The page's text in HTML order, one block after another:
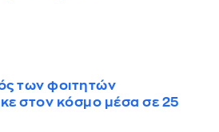
των φοιτητών
στον κόσμο μέσα σε 25